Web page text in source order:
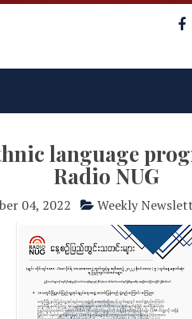
language
Radio NUG
04, 2022 Weekly